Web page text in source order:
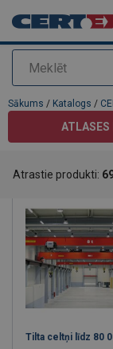
Meklēt
Pievienots jūsu
Sākums / Katalogs /
ATLASES
Atrastie produkti:
Tilta celtņi līdz 80